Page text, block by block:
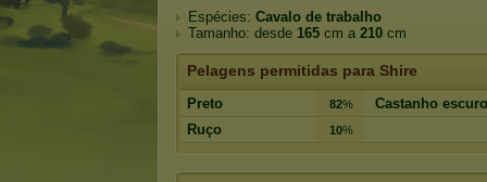
Espécies: Cavalo de trabalho
Tamanho: desde 165 cm a 210 cm
Pelagens permitidas para Shire
Preto 82%
Castanho escuro
Ruço
10%